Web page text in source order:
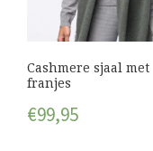
Cashmere sjaal met
franjes
€99,95